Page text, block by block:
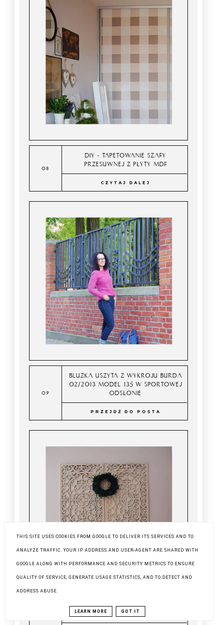
DIY - TAPETOWANIE SZAFY
PRZESUWNEJ Z PŁYTY MDF
CZYTAJ DALEJ
BLUZKA USZYTA Z WYKROJU BURDA
02/2013 MODEL 135 W SPORTOWEJ
ODSŁONIE
PRZEJDŹ DO POSTA
WYCIERACZKA I STARE KSIĄŻKI
THIS SITE USES COOKIES FROM GOOGLE TO DELIVER ITS SERVICES AND TO
ANALYZE TRAFFIC. YOUR IP ADDRESS AND USER-AGENT ARE SHARED WITH
GOOGLE ALONG WITH PERFORMANCE AND SECURITY METRICS TO ENSURE
QUALITY OF SERVICE, GENERATE USAGE STATISTICS, AND TO DETECT AND
ADDRESS ABUSE.
LEARN MORE GOT IT